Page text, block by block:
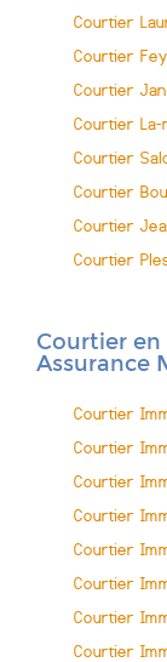
Courtier
Courtier
Courtier
Courtier La-
Courtier
Courtier
Courtier
Courtier
Courtier
Assurance
Courtier
Courtier
Courtier
Courtier
Courtier
Courtier
Courtier
Courtier